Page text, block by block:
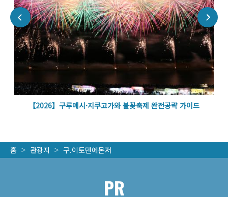
【2026】구루메시·지쿠고가와 불꽃축제 완전공략 가이드
홈 관광지 구.이토덴에몬저
PR